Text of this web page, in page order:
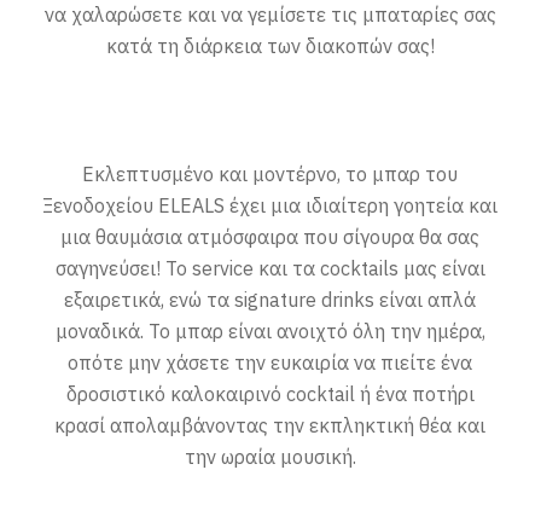
να χαλαρώσετε και να γεμίσετε τις μπαταρίες σας
κατά τη διάρκεια των διακοπών σας!
Εκλεπτυσμένο και μοντέρνο, το μπαρ του
Ξενοδοχείου ELEALS έχει μια ιδιαίτερη γοητεία και
μια θαυμάσια ατμόσφαιρα που σίγουρα θα σας
σαγηνεύσει! Το service και τα cocktails μας είναι
εξαιρετικά, ενώ τα signature drinks είναι απλά
μοναδικά. Το μπαρ είναι ανοιχτό όλη την ημέρα,
οπότε μην χάσετε την ευκαιρία να πιείτε ένα
δροσιστικό καλοκαιρινό cocktail ή ένα ποτήρι
κρασί απολαμβάνοντας την εκπληκτική θέα και
την ωραία μουσική.